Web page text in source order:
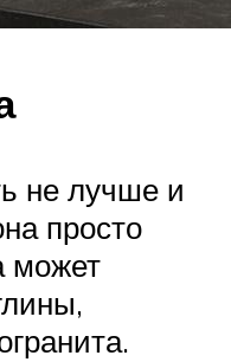
не лучше и
просто
может